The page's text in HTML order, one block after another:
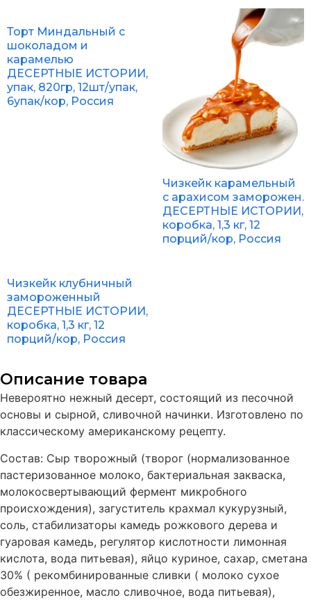
Торт Миндальный с
шоколадом и
карамелью
ДЕСЕРТНЫЕ ИСТОРИИ,
упак, 820гр, 12шт/упак,
6упак/кор, Россия
Чизкейк карамельный
с арахисом заморожен.
ДЕСЕРТНЫЕ ИСТОРИИ,
коробка, 1,3 кг, 12
порций/кор, Россия
Чизкейк клубничный
замороженный
ДЕСЕРТНЫЕ ИСТОРИИ,
коробка, 1,3 кг, 12
порций/кор, Россия
Описание товара
Невероятно нежный десерт, состоящий из песочной
основы и сырной, сливочной начинки. Изготовлено по
классическому американскому рецепту.
Состав: Сыр творожный (творог (нормализованное
пастеризованное молоко, бактериальная закваска,
молокосвертывающий фермент микробного
происхождения), загуститель крахмал кукурузный,
соль, стабилизаторы камедь рожкового дерева и
гуаровая камедь, регулятор кислотности лимонная
кислота, вода питьевая), яйцо куриное, сахар, сметана
30% ( рекомбинированные сливки ( молоко сухое
обезжиренное, масло сливочное, вода питьевая),